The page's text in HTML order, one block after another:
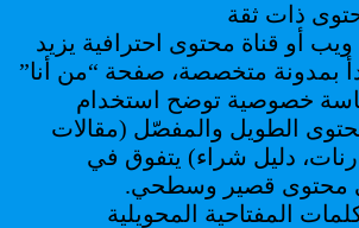
ذات ثقة
ويب أو قناة محتوى احترافية يزيد
بمدونة متخصصة، صفحة “من أنا”
خصوصية توضح استخدام
الطويل والمفصّل (مقالات
دليل شراء) يتفوق في
محتوى قصير وسطحي.
المفتاحية المحويلية